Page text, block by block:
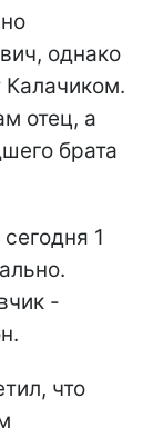
однако
Калачиком.
отец, а
брата
1
-
что